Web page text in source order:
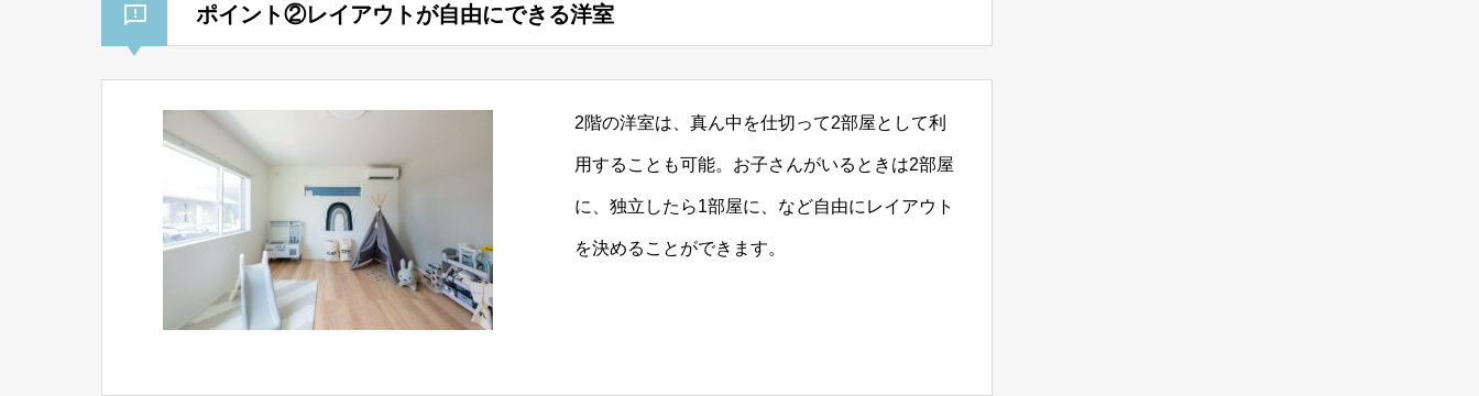
ポイント②レイアウトが自由にできる洋室
2階の洋室は、真ん中を仕切って2部屋として利
用することも可能。お子さんがいるときは2部屋
に、独立したら1部屋に、など自由にレイアウト
を決めることができます。